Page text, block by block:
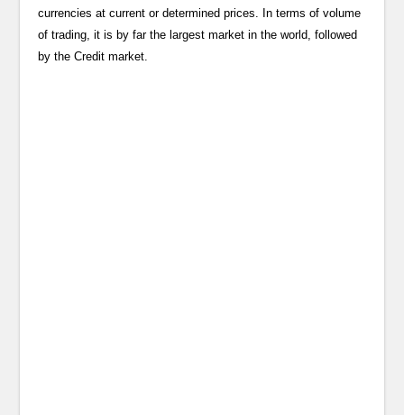
currencies at current or determined prices. In terms of volume
of trading, it is by far the largest market in the world, followed
by the Credit market.